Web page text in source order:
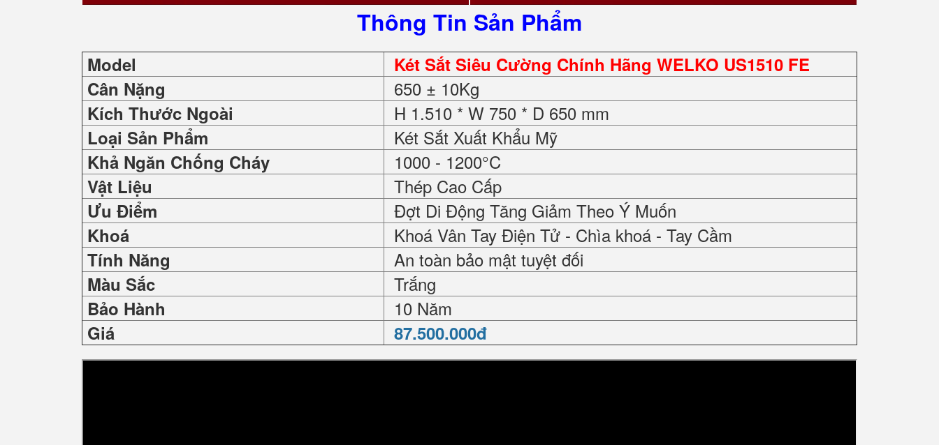
Thông Tin Sản Phẩm
Model
Két Sắt Siêu Cường Chính Hãng WELKO US1510 FE
Cân Nặng
650 ± 10Kg
Kích Thước Ngoài H 1.510 * W 750 * D 650 mm
Loại Sản Phẩm Két Sắt Xuất Khẩu Mỹ
Khả Ngăn Chống Cháy 1000 - 1200°C
Vật Liệu Thép Cao Cấp
Ưu Điểm Đợt Di Động Tăng Giảm Theo Ý Muốn
Khoá Khoá Vân Tay Điện Tử - Chìa khoá - Tay Cầm
Tính Năng An toàn bảo mật tuyệt đối
Màu Sắc Trắng
Bảo Hành 10 Năm
Giá 87.500.000đ